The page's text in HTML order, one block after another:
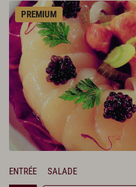
PREMIUM
ENTRÉE SALADE